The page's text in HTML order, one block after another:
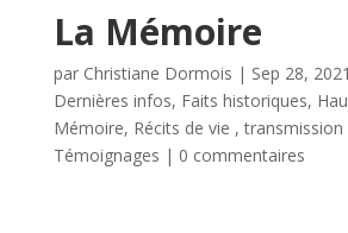
La Mémoire
par Christiane Dormois | Sep 28, 2021
Dernières infos, Faits historiques,
Mémoire, Récits de vie ,
Témoignages | 0 commentaires